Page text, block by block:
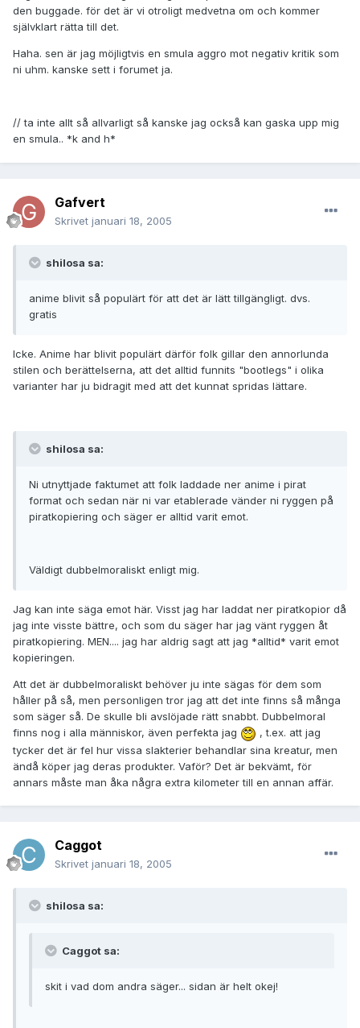
den buggade. för det är vi otroligt medvetna om och kommer
självklart rätta till det.
Haha. sen är jag möjligtvis en smula aggro mot negativ kritik som
ni uhm. kanske sett i forumet ja.
// ta inte allt så allvarligt så kanske jag också kan gaska upp mig
en smula.. *k and h*
Gafvert
Skrivet januari 18, 2005
shilosa sa:
anime blivit så populärt för att det är lätt tillgängligt. dvs.
gratis
Icke. Anime har blivit populärt därför folk gillar den annorlunda
stilen och berättelserna, att det alltid funnits "bootlegs" i olika
varianter har ju bidragit med att det kunnat spridas lättare.
shilosa sa:
Ni utnyttjade faktumet att folk laddade ner anime i pirat
format och sedan när ni var etablerade vänder ni ryggen på
piratkopiering och säger er alltid varit emot.
Väldigt dubbelmoraliskt enligt mig.
Jag kan inte säga emot här. Visst jag har laddat ner piratkopior då
jag inte visste bättre, och som du säger har jag vänt ryggen åt
piratkopiering. MEN.... jag har aldrig sagt att jag *alltid* varit emot
kopieringen.
Att det är dubbelmoraliskt behöver ju inte sägas för dem som
håller på så, men personligen tror jag att det inte finns så många
som säger så. De skulle bli avslöjade rätt snabbt. Dubbelmoral
finns nog i alla människor, även perfekta jag
, t.ex. att jag
tycker det är fel hur vissa slakterier behandlar sina kreatur, men
ändå köper jag deras produkter. Vaför? Det är bekvämt, för
annars måste man åka några extra kilometer till en annan affär.
Caggot
Skrivet januari 18, 2005
shilosa sa:
Caggot sa:
skit i vad dom andra säger... sidan är helt okej!